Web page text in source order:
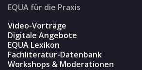
EQUA für die Praxis
Video-Vorträge
Digitale Angebote
EQUA Lexikon
Fachliteratur-Datenbank
Workshops & Moderationen